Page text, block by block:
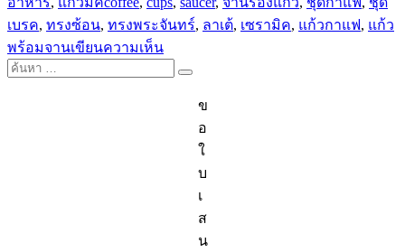
กำกับ
เบรค, ทรงซ้อน, ทรงพระจันทร์, ลาเต้, เซรามิค, แก้วกาแฟ, แก้ว
พร้อมจานเขียนความเห็นบน
ชุด
เซรามิค
พร้อม
ค้นหา:
ข
อ
ใ
บ
เ
ส
น